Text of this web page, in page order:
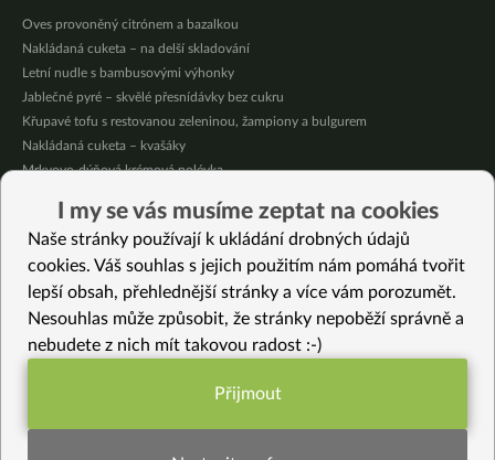
Oves provoněný citrónem a bazalkou
Nakládaná cuketa – na delší skladování
Letní nudle s bambusovými výhonky
Jablečné pyré – skvělé přesnídávky bez cukru
Křupavé tofu s restovanou zeleninou, žampiony a bulgurem
Nakládaná cuketa – kvašáky
Mrkvovo-dýňová krémová polévka
Osvěžující čaj s citronovými bylinkami
Nepečený jablečný dort s rybízem
Vybrané recepty
Rychlá sladkokyselá cuketa
Bezlepkový čirokový kváskový chléb
Polévka s tuřínem, mrkví, květákem, žampiony a čerstvým koriandrem
I my se vás musíme zeptat na cookies
Naše stránky používají k ukládání drobných údajů
cookies. Váš souhlas s jejich použitím nám pomáhá tvořit
lepší obsah, přehlednější stránky a více vám porozumět.
Nesouhlas může způsobit, že stránky nepoběží správně a
nebudete z nich mít takovou radost :-)
Funkční nastavení potřebujeme (vždy
Přijmout